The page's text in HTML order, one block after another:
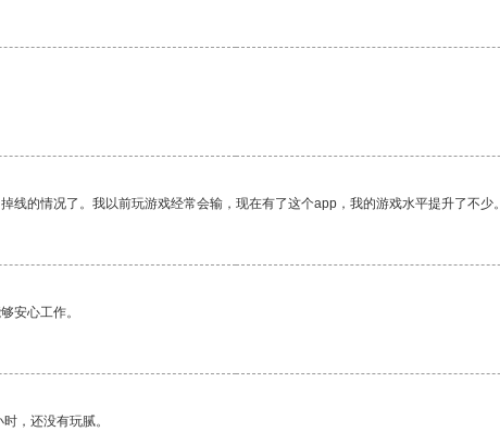
的情况了。我以前玩游戏经常会输，现在有了这个app，我的游戏水平提升了不少。
安心工作。
，还没有玩腻。